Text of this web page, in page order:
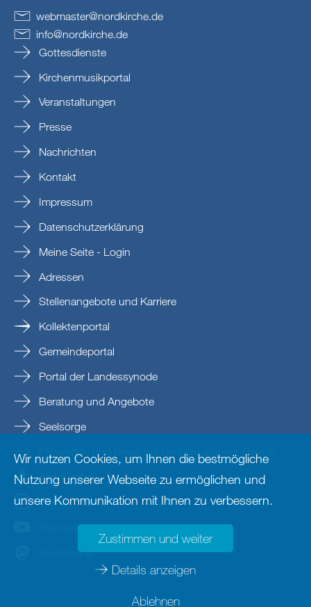
webmaster@nordkirche.de
info@nordkirche.de
Gottesdienste
Kirchenmusikportal
Veranstaltungen
Presse
Nachrichten
Kontakt
Impressum
Datenschutzerklärung
Meine Seite - Login
Adressen
Stellenangebote und Karriere
Kollektenportal
Gemeindeportal
Portal der Landessynode
Beratung und Angebote
Seelsorge
Prävention und Beratung bei sexualisierter Gewalt
Nordkirche
nordkirche
Nordkirche
Nordkirche
Wir nutzen Cookies, um Ihnen die bestmögliche
Nutzung unserer Webseite zu ermöglichen und
unsere Kommunikation mit Ihnen zu verbessern.
Zustimmen und weiter
Details anzeigen
Ablehnen